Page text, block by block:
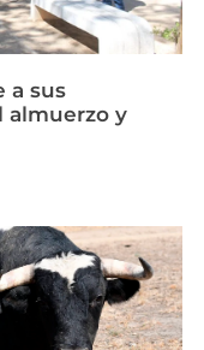
a sus
almuerzo y